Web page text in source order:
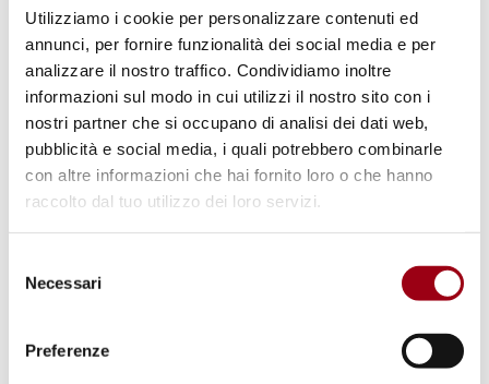
Utilizziamo i cookie per personalizzare contenuti ed
annunci, per fornire funzionalità dei social media e per
analizzare il nostro traffico. Condividiamo inoltre
informazioni sul modo in cui utilizzi il nostro sito con i
nostri partner che si occupano di analisi dei dati web,
pubblicità e social media, i quali potrebbero combinarle
con altre informazioni che hai fornito loro o che hanno
raccolto dal tuo utilizzo dei loro servizi.
delNecessari
Preferenze
09.11.2022
© UN Photo/Joao Araujo Pinto.